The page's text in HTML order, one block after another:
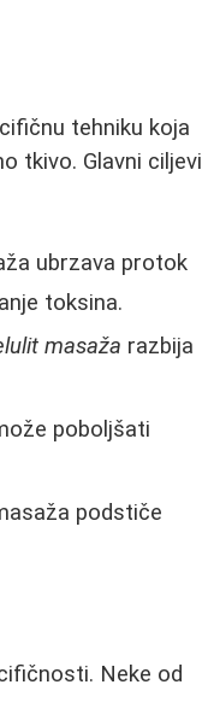
tehniku koja
tkivo. Glavni ciljevi
ubrzava protok
toksina.
masaža razbija
poboljšati
podstiče
Neke od